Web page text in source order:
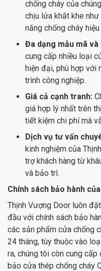
chống cháy của
chịu lửa khắt khe
năng chống cháy
Đa dạng mẫu mã
cung cấp nhiều loại
hiện đại, phù hợp với
trình công nghiệp.
Giá cả cạnh tranh:
giá hợp lý nhất trên
tiết kiệm chi phí mà
Dịch vụ tư vấn
kinh nghiệm của
trợ khách hàng từ
và bảo trì.
Chính sách bảo hành
Thịnh Vượng Door luôn
đầu với chính sách bảo
các sản phẩm cửa chống
24 tháng, tùy thuộc vào
ra, chúng tôi còn cung
bảo cửa thép chống cháy